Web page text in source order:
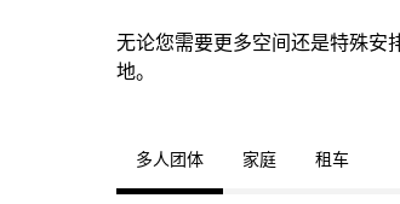
无论您需要更多空间还是特殊安
地。
多人团体 家庭 租车